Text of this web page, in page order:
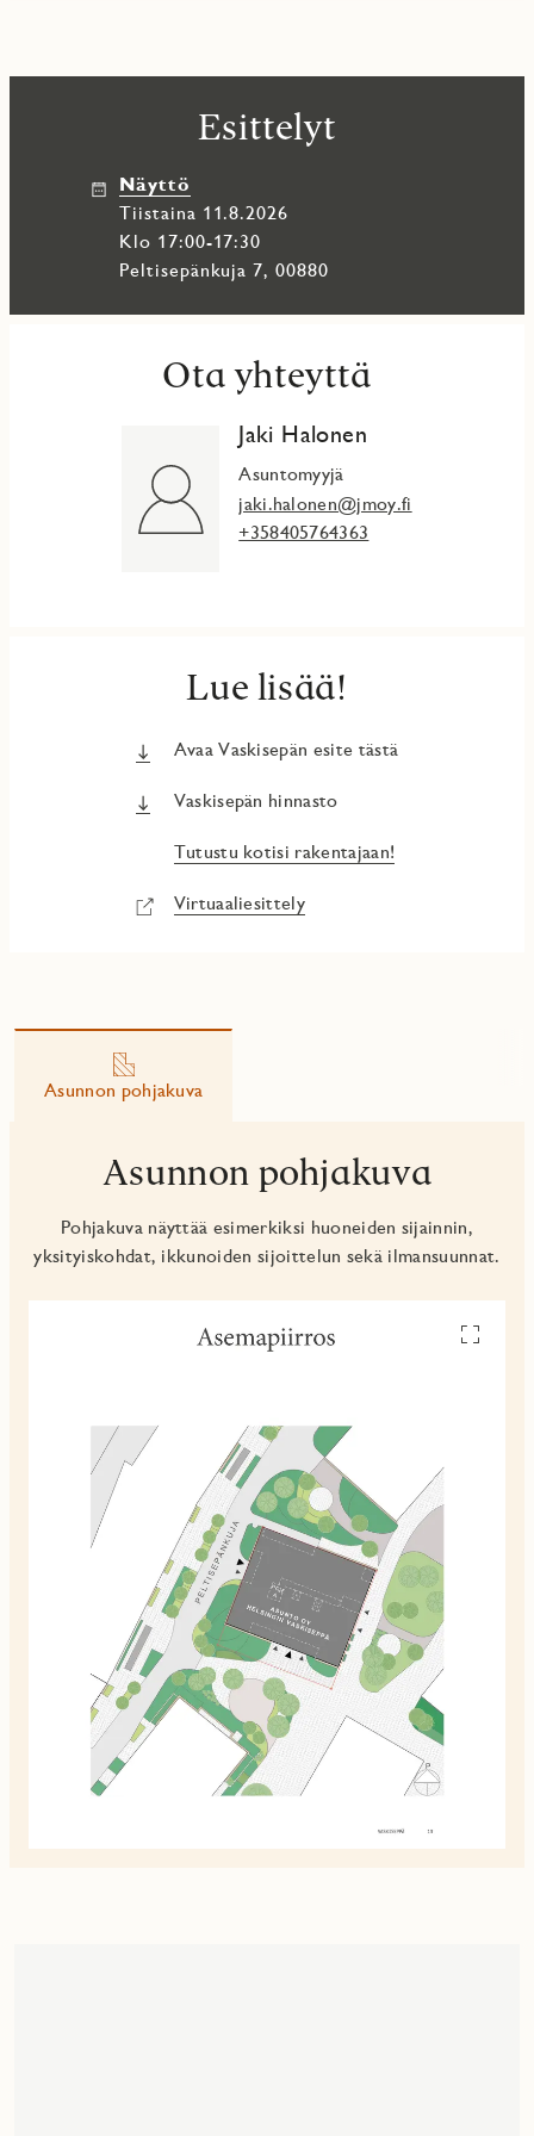
Esittelyt
Näyttö
tiistaina 11.8.2026
Klo 17:00-17:30
Peltisepänkuja 7, 00880
Ota yhteyttä
Jaki Halonen
Asuntomyyjä
jaki.halonen@jmoy.fi
+358405764363
Lue lisää!
Avaa Vaskisepän esite tästä
Vaskisepän hinnasto
Tutustu kotisi rakentajaan!
Virtuaaliesittely
Asunnon pohjakuva
Asunnon pohjakuva
Pohjakuva näyttää esimerkiksi huoneiden sijainnin,
yksityiskohdat, ikkunoiden sijoittelun sekä ilmansuunnat.
Avaa